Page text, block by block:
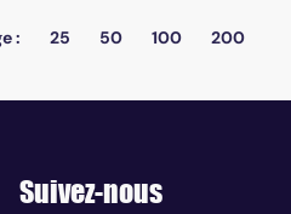
: 25 50 100 200
Suivez-nous